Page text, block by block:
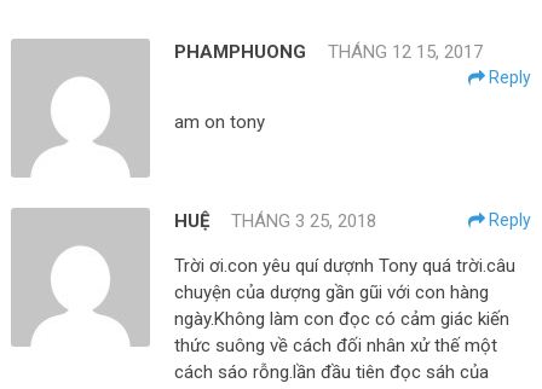
PHAMPHUONG THÁNG 12 15, 2017
Reply
am on tony
HUỆ THÁNG 3 25, 2018 Reply
Trời ơi.con yêu quí dượnh Tony quá trời.câu
chuyện của dượng gần gũi với con hàng
ngày.Không làm con đọc có cảm giác kiến
thức suông về cách đối nhân xử thế một
cách sáo rỗng.lần đầu tiên đọc sáh của